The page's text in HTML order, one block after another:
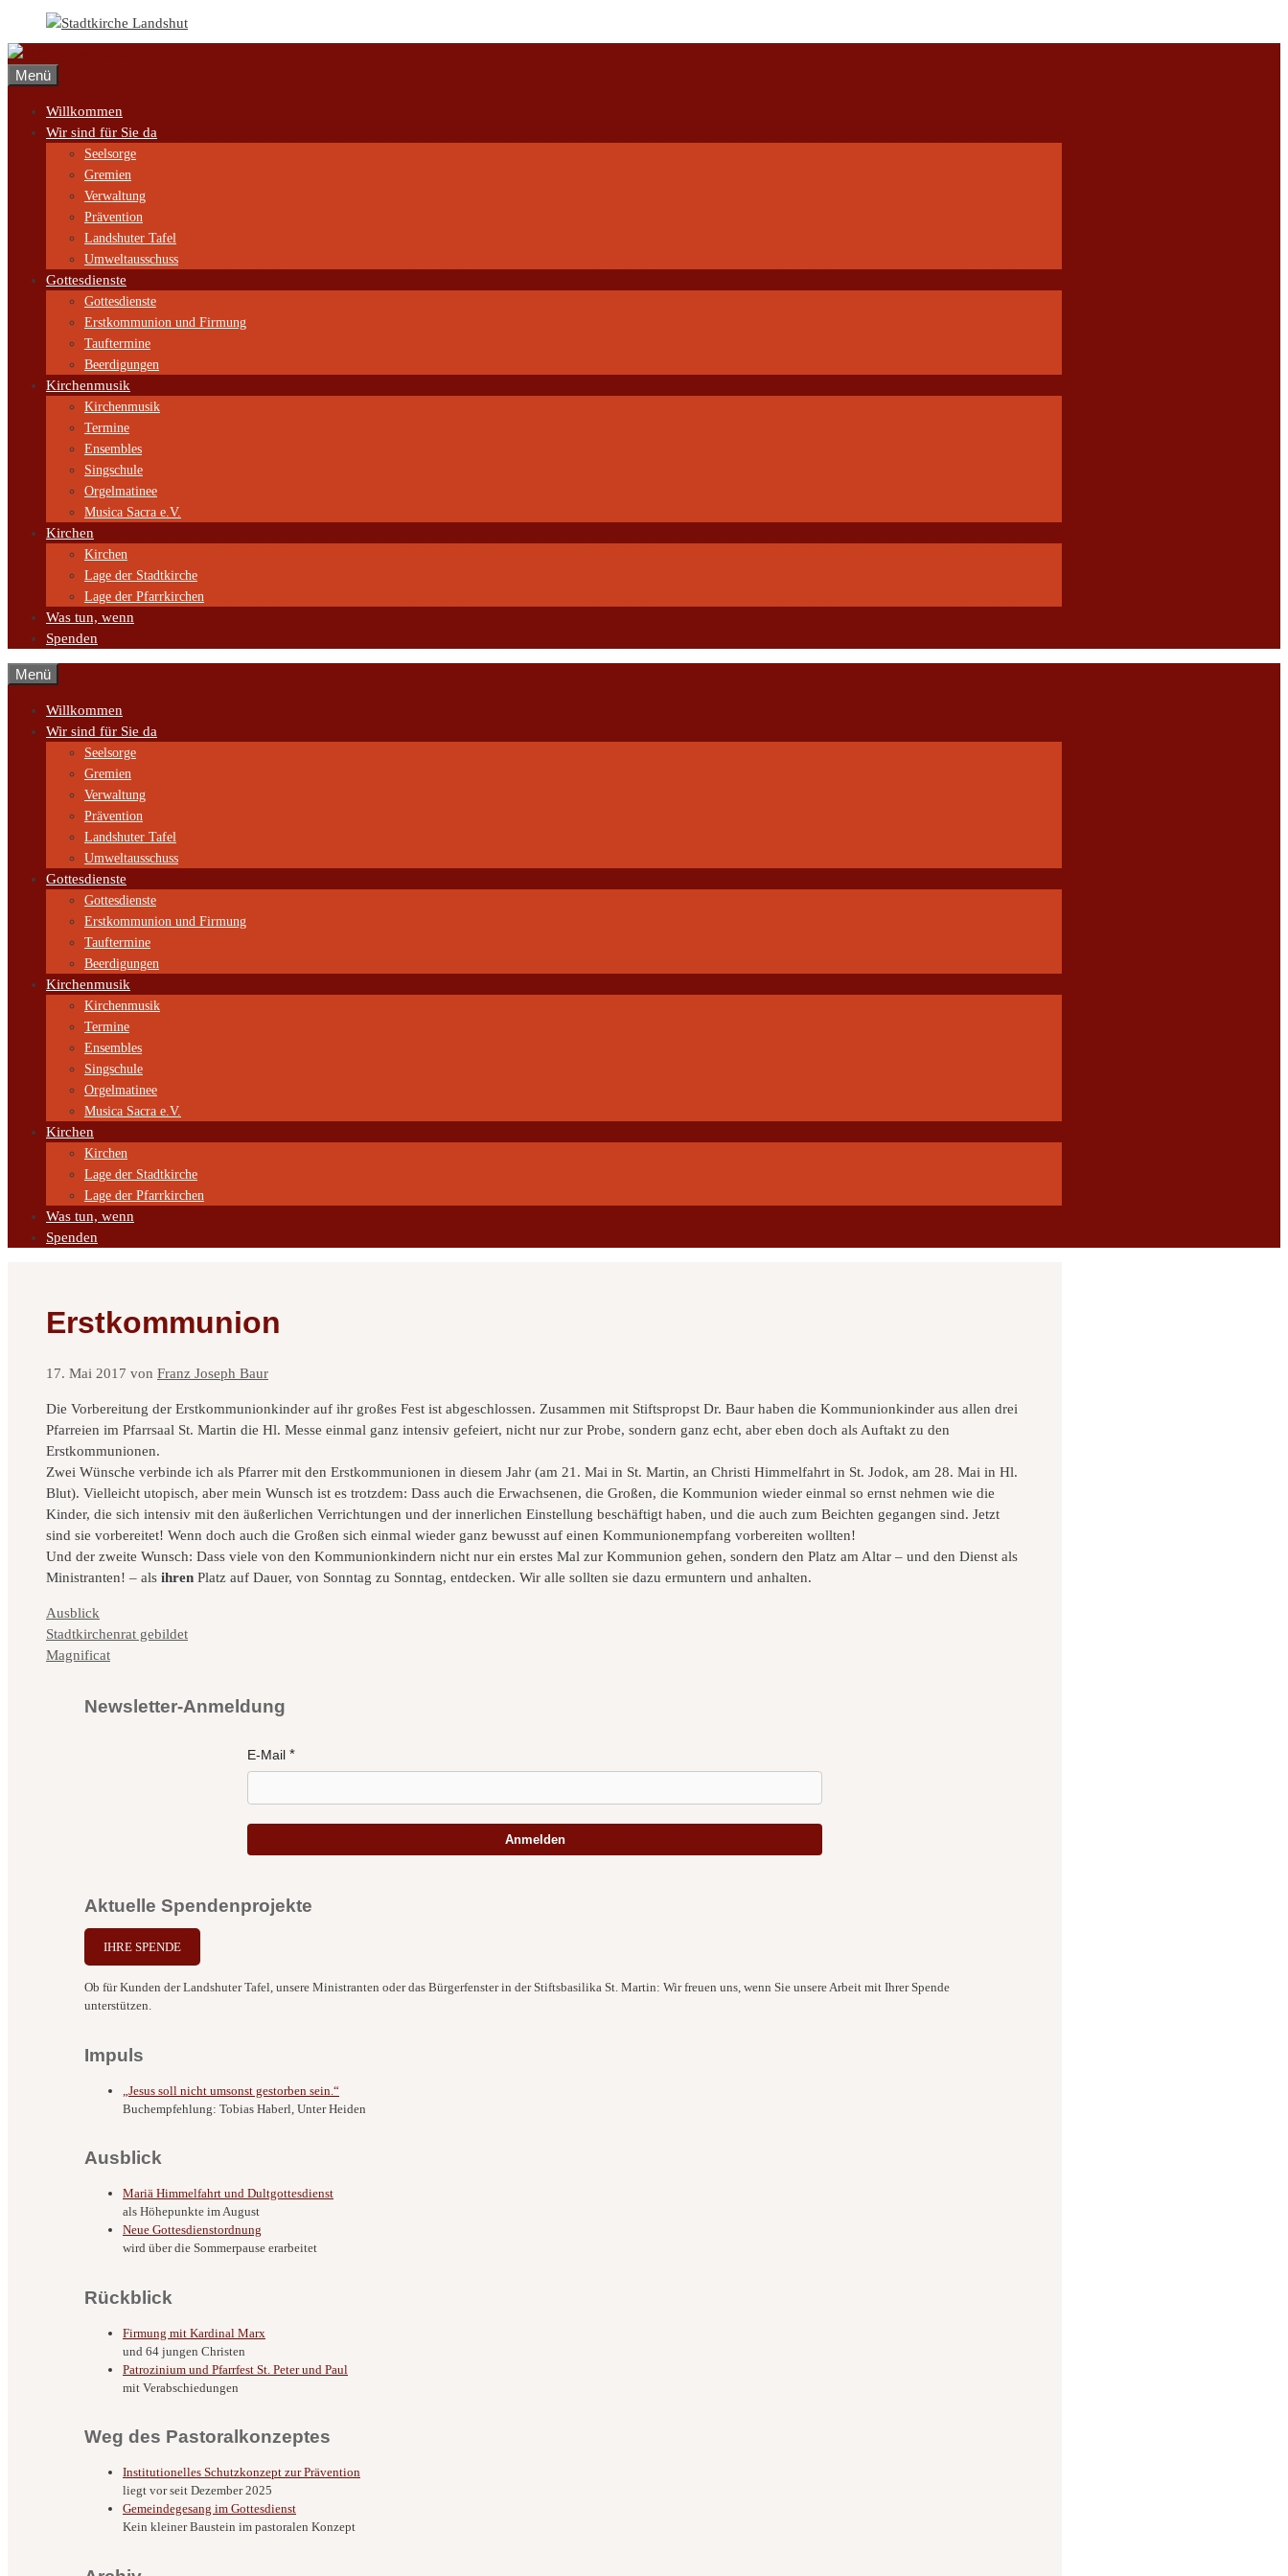
springen
Menü
Willkommen
Wir sind für Sie da
Seelsorge
Gremien
Verwaltung
Prävention
Landshuter Tafel
Umweltausschuss
Gottesdienste
Gottesdienste
Erstkommunion und Firmung
Tauftermine
Beerdigungen
Kirchenmusik
Kirchenmusik
Termine
Ensembles
Singschule
Orgelmatinee
Musica Sacra e.V.
Kirchen
Kirchen
Lage der Stadtkirche
Lage der Pfarrkirchen
Was tun, wenn
Spenden
Menü
Willkommen
Wir sind für Sie da
Seelsorge
Gremien
Verwaltung
Prävention
Landshuter Tafel
Umweltausschuss
Gottesdienste
Gottesdienste
Erstkommunion und Firmung
Tauftermine
Beerdigungen
Kirchenmusik
Kirchenmusik
Termine
Ensembles
Singschule
Orgelmatinee
Musica Sacra e.V.
Kirchen
Kirchen
Lage der Stadtkirche
Lage der Pfarrkirchen
Was tun, wenn
Spenden
Erstkommunion
17. Mai 2017 von Franz Joseph Baur
Die Vorbereitung der Erstkommunionkinder auf ihr großes Fest ist abgeschlossen. Zusammen mit Stiftspropst Dr. Baur haben die Kommunionkinder aus allen drei
Pfarreien im Pfarrsaal St. Martin die Hl. Messe einmal ganz intensiv gefeiert, nicht nur zur Probe, sondern ganz echt, aber eben doch als Auftakt zu den
Erstkommunionen.
Zwei Wünsche verbinde ich als Pfarrer mit den Erstkommunionen in diesem Jahr (am 21. Mai in St. Martin, an Christi Himmelfahrt in St. Jodok, am 28. Mai in Hl.
Blut). Vielleicht utopisch, aber mein Wunsch ist es trotzdem: Dass auch die Erwachsenen, die Großen, die Kommunion wieder einmal so ernst nehmen wie die
Kinder, die sich intensiv mit den äußerlichen Verrichtungen und der innerlichen Einstellung beschäftigt haben, und die auch zum Beichten gegangen sind. Jetzt
sind sie vorbereitet! Wenn doch auch die Großen sich einmal wieder ganz bewusst auf einen Kommunionempfang vorbereiten wollten!
Und der zweite Wunsch: Dass viele von den Kommunionkindern nicht nur ein erstes Mal zur Kommunion gehen, sondern den Platz am Altar – und den Dienst als
Ministranten! – als ihren Platz auf Dauer, von Sonntag zu Sonntag, entdecken. Wir alle sollten sie dazu ermuntern und anhalten.
Kategorien
Ausblick
Stadtkirchenrat gebildet
Magnificat
Newsletter-Anmeldung
E-Mail
Anmelden
Aktuelle Spendenprojekte
IHRE SPENDE
Ob für Kunden der Landshuter Tafel, unsere Ministranten oder das Bürgerfenster in der Stiftsbasilika St. Martin: Wir freuen uns, wenn Sie unsere Arbeit mit Ihrer Spende
unterstützen.
Impuls
„Jesus soll nicht umsonst gestorben sein.“
Buchempfehlung: Tobias Haberl, Unter Heiden
Ausblick
Mariä Himmelfahrt und Dultgottesdienst
als Höhepunkte im August
Neue Gottesdienstordnung
wird über die Sommerpause erarbeitet
Rückblick
Firmung mit Kardinal Marx
und 64 jungen Christen
Patrozinium und Pfarrfest St. Peter und Paul
mit Verabschiedungen
Weg des Pastoralkonzeptes
Institutionelles Schutzkonzept zur Prävention
liegt vor seit Dezember 2025
Gemeindegesang im Gottesdienst
Kein kleiner Baustein im pastoralen Konzept